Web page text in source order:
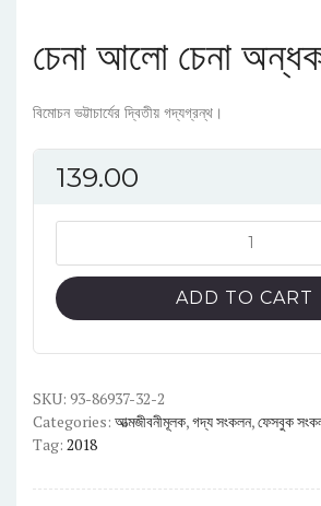
চেনা আলো চেনা
বিমোচন ভট্টাচার্যের দ্বিতীয় গদ্যগ্রন্থ।
139.00
আলো
চেনা
অন্ধকার
ADD TO CART
SKU: 93-86937-32-2
Categories: আত্মজীবনীমূলক,গদ্য সংকলন,ফেসবুক
Tag: 2018